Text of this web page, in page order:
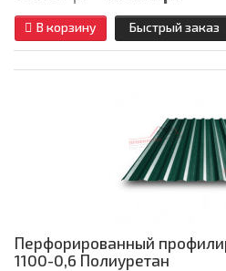
В корзину Быстрый заказ
Перфорированный
1100-0,6 Полиуретан